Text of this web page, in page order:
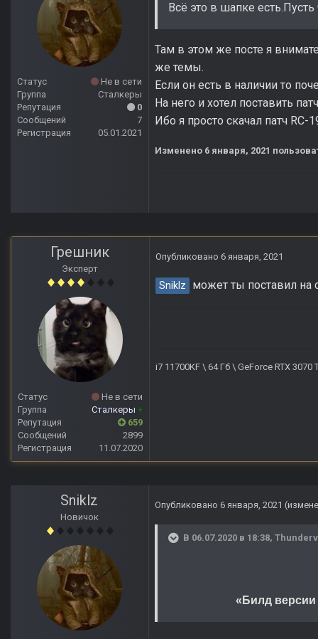
Статус
Не в сети
Группа
Сталкеры
Репутация
0
Сообщений
7
Регистрация
05.01.2021
Всё это в шапке
Там в этом же посте я
же темы.
Если он есть в наличии то
На него и хотел поставить
Ибо я просто скачал патч RC-
Изменено 6 января, 2021
Грешник
Эксперт
Статус
Не в сети
Группа
Сталкеры +
Репутация
659
Сообщений
2899
Регистрация
11.07.2020
Опубликовано 6 января, 2021
Sniklz может ты поставил на
i7 11700KF \ 64 Гб \ GeForce RTX
Sniklz
Новичок
Опубликовано 6 января, 2021
В 06.07.2020 в 18:38,
«Билд